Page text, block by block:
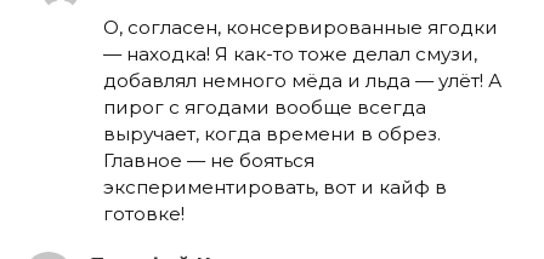
О, согласен, консервированные ягодки
— находка! Я как-то тоже делал смузи,
добавлял немного мёда и льда — улёт! А
пирог с ягодами вообще всегда
выручает, когда времени в обрез.
Главное — не бояться
экспериментировать, вот и кайф в
готовке!